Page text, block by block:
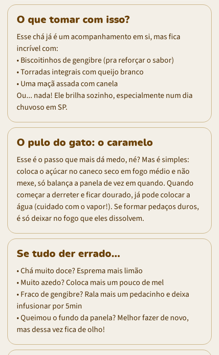
O que tomar com isso?
Esse chá já é um acompanhamento em si, mas fica
incrível com:
• Biscoitinhos de gengibre (pra reforçar o sabor)
• Torradas integrais com queijo branco
• Uma maçã assada com canela
Ou... nada! Ele brilha sozinho, especialmente num dia
chuvoso em SP.
O pulo do gato: o caramelo
Esse é o passo que mais dá medo, né? Mas é simples:
coloca o açúcar no caneco seco em fogo médio e não
mexe, só balança a panela de vez em quando. Quando
começar a derreter e ficar dourado, já pode colocar a
água (cuidado com o vapor!). Se formar pedaços duros,
é só deixar no fogo que eles dissolvem.
Se tudo der errado...
• Chá muito doce? Esprema mais limão
• Muito azedo? Coloca mais um pouco de mel
• Fraco de gengibre? Rala mais um pedacinho e deixa
infusionar por 5min
• Queimou o fundo da panela? Melhor fazer de novo,
mas dessa vez fica de olho!